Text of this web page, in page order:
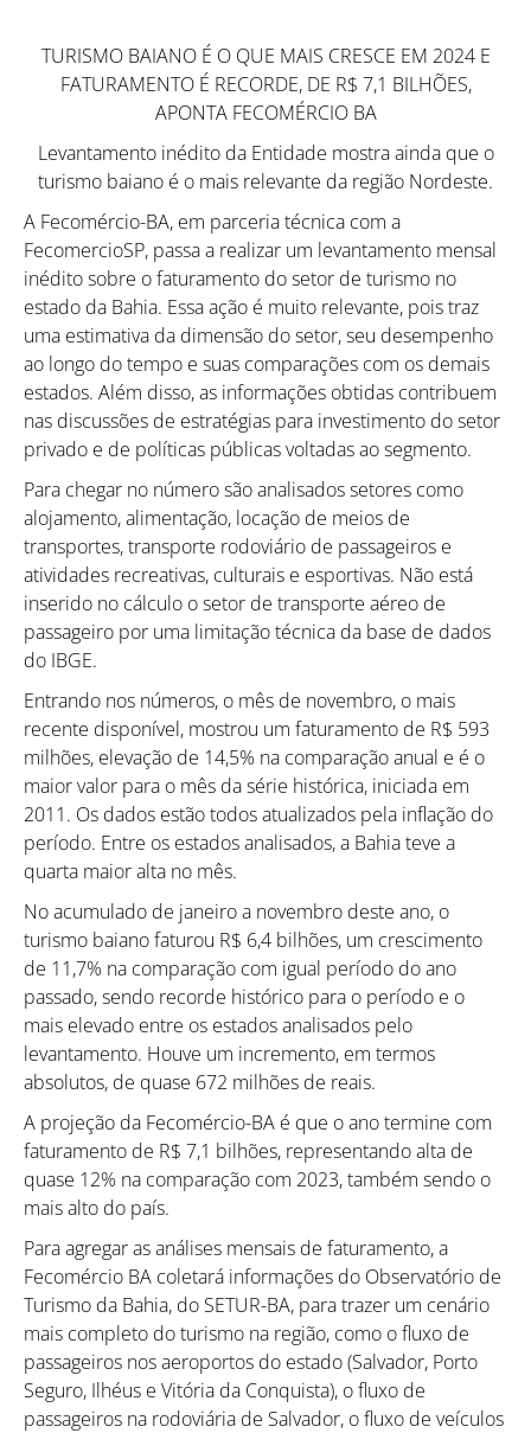
TURISMO BAIANO É O QUE MAIS CRESCE EM 2024 E
FATURAMENTO É RECORDE, DE R$ 7,1 BILHÕES,
APONTA FECOMÉRCIO BA
Levantamento inédito da Entidade mostra ainda que o
turismo baiano é o mais relevante da região Nordeste.
A Fecomércio-BA, em parceria técnica com a
FecomercioSP, passa a realizar um levantamento mensal
inédito sobre o faturamento do setor de turismo no
estado da Bahia. Essa ação é muito relevante, pois traz
uma estimativa da dimensão do setor, seu desempenho
ao longo do tempo e suas comparações com os demais
estados. Além disso, as informações obtidas contribuem
nas discussões de estratégias para investimento do setor
privado e de políticas públicas voltadas ao segmento.
Para chegar no número são analisados setores como
alojamento, alimentação, locação de meios de
transportes, transporte rodoviário de passageiros e
atividades recreativas, culturais e esportivas. Não está
inserido no cálculo o setor de transporte aéreo de
passageiro por uma limitação técnica da base de dados
do IBGE.
Entrando nos números, o mês de novembro, o mais
recente disponível, mostrou um faturamento de R$ 593
milhões, elevação de 14,5% na comparação anual e é o
maior valor para o mês da série histórica, iniciada em
2011. Os dados estão todos atualizados pela inflação do
período. Entre os estados analisados, a Bahia teve a
quarta maior alta no mês.
No acumulado de janeiro a novembro deste ano, o
turismo baiano faturou R$ 6,4 bilhões, um crescimento
de 11,7% na comparação com igual período do ano
passado, sendo recorde histórico para o período e o
mais elevado entre os estados analisados pelo
levantamento. Houve um incremento, em termos
absolutos, de quase 672 milhões de reais.
A projeção da Fecomércio-BA é que o ano termine com
faturamento de R$ 7,1 bilhões, representando alta de
quase 12% na comparação com 2023, também sendo o
mais alto do país.
Para agregar as análises mensais de faturamento, a
Fecomércio BA coletará informações do Observatório de
Turismo da Bahia, do SETUR-BA, para trazer um cenário
mais completo do turismo na região, como o fluxo de
passageiros nos aeroportos do estado (Salvador, Porto
Seguro, Ilhéus e Vitória da Conquista), o fluxo de
passageiros na rodoviária de Salvador, o fluxo de veículos